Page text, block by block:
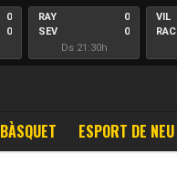
0
0
RAY
SEV
0
0
Ds 21:30h
VIL
RAC
BÀSQUET ESPORT DE NEU